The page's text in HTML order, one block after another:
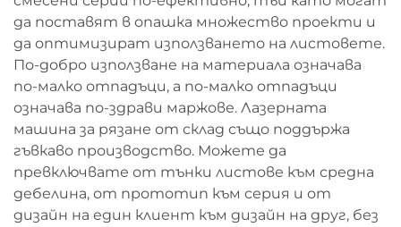
да поставят в опашка множество проекти и
да оптимизират използването на листовете.
По-добро използване на материала означава
по-малко отпадъци, а по-малко отпадъци
означава по-здрави маржове. Лазерната
машина за рязане от склад също поддържа
гъвкаво производство. Можете да
превключвате от тънки листове към средна
дебелина, от прототип към серия и от
дизайн на един клиент към дизайн на друг, без